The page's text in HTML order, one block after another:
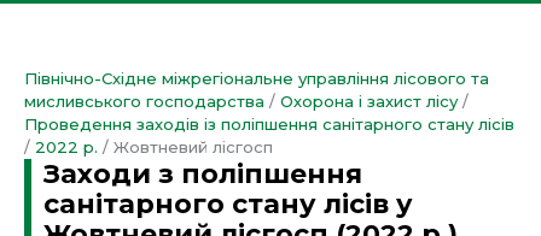
Північно-Східне міжрегіональне управління лісового та
мисливського господарства / Охорона і захист лісу/
Проведення заходів із поліпшення санітарного стану лісів
/ 2022 р. / Жовтневий лісгосп
Заходи з поліпшення
санітарного стану лісів у